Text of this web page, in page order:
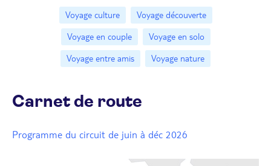
Voyage culture
Voyage découverte
Voyage en couple
Voyage en solo
Voyage entre amis
Voyage nature
Carnet de route
Programme du circuit de juin à déc 2026